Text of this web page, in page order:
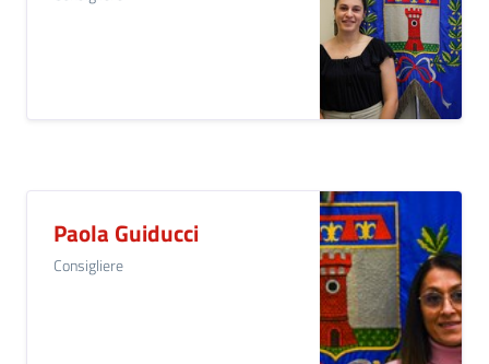
Paola Guiducci
Consigliere